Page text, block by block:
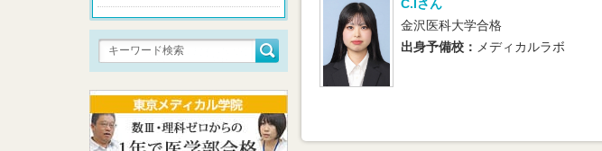
C.Iさん
金沢医科大学合格
出身予備校： メディカルラボ